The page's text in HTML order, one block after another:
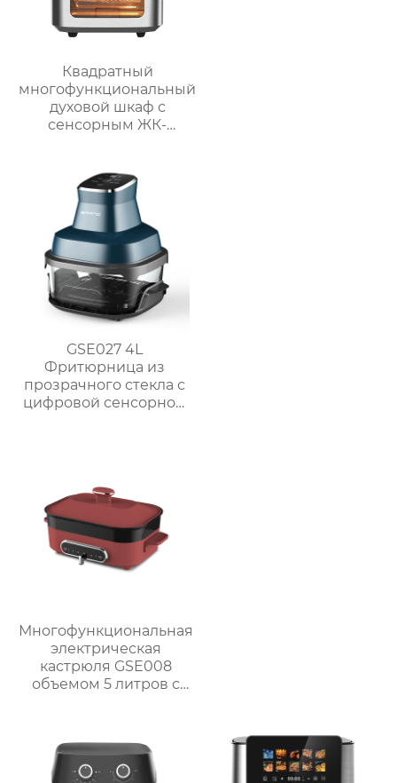
Квадратный
многофункциональный
духовой шкаф с
сенсорным ЖК-
GSE027 4L
Фритюрница из
прозрачного стекла с
цифровой сенсорной
Многофункциональная
электрическая
кастрюля GSE008
объемом 5 литров с
пару, варки, тушения и
жарки.